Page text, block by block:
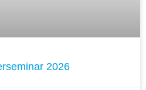
2026